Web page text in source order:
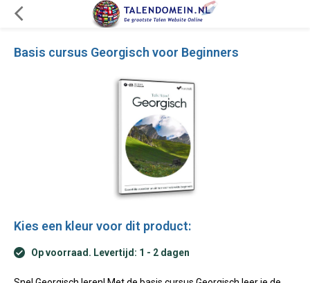
Basis cursus Georgisch voor Beginners
Kies een kleur voor dit product:
Op voorraad. Levertijd: 1 - 2 dagen